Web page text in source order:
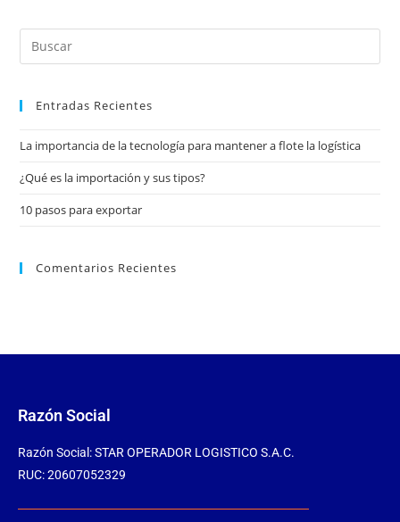
Entradas Recientes
La importancia de la tecnología para mantener a flote la logística
¿Qué es la importación y sus tipos?
10 pasos para exportar
Comentarios Recientes
Razón Social
Razón Social: STAR OPERADOR LOGISTICO S.A.C.
RUC: 20607052329